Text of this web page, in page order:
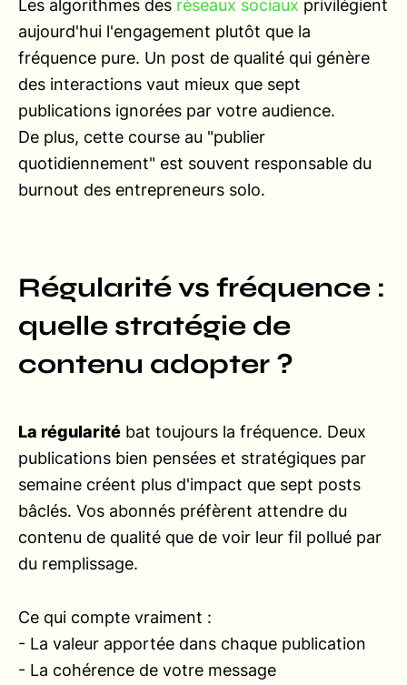
Les algorithmes des réseaux sociaux privilégient
aujourd'hui l'engagement plutôt que la
fréquence pure. Un post de qualité qui génère
des interactions vaut mieux que sept
publications ignorées par votre audience.
De plus, cette course au "publier
quotidiennement" est souvent responsable du
burnout des entrepreneurs solo.
Régularité vs fréquence :
quelle stratégie de
contenu adopter ?
La régularité bat toujours la fréquence. Deux
publications bien pensées et stratégiques par
semaine créent plus d'impact que sept posts
bâclés. Vos abonnés préfèrent attendre du
contenu de qualité que de voir leur fil pollué par
du remplissage.
Ce qui compte vraiment :
- La valeur apportée dans chaque publication
- La cohérence de votre message